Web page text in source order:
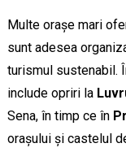
Multe orașe mari
sunt adesea
turismul sustenabil.
include opriri la
Sena, în timp ce în
orașului și castelul